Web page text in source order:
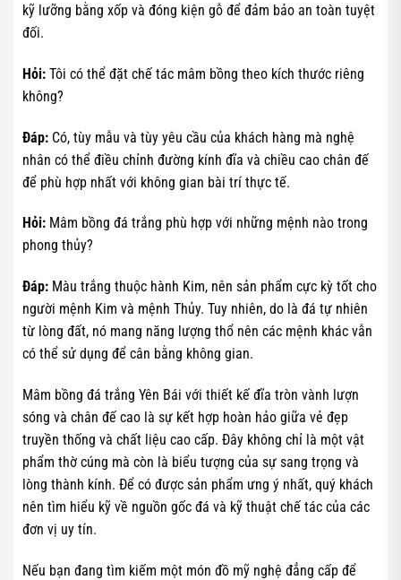
kỹ lưỡng bằng xốp và đóng kiện gỗ để đảm bảo an toàn tuyệt
đối.
Hỏi: Tôi có thể đặt chế tác mâm bồng theo kích thước riêng
không?
Đáp: Có, tùy mẫu và tùy yêu cầu của khách hàng mà nghệ
nhân có thể điều chỉnh đường kính đĩa và chiều cao chân đế
để phù hợp nhất với không gian bài trí thực tế.
Hỏi: Mâm bồng đá trắng phù hợp với những mệnh nào trong
phong thủy?
Đáp: Màu trắng thuộc hành Kim, nên sản phẩm cực kỳ tốt cho
người mệnh Kim và mệnh Thủy. Tuy nhiên, do là đá tự nhiên
từ lòng đất, nó mang năng lượng thổ nên các mệnh khác vẫn
có thể sử dụng để cân bằng không gian.
Mâm bồng đá trắng Yên Bái với thiết kế đĩa tròn vành lượn
sóng và chân đế cao là sự kết hợp hoàn hảo giữa vẻ đẹp
truyền thống và chất liệu cao cấp. Đây không chỉ là một vật
phẩm thờ cúng mà còn là biểu tượng của sự sang trọng và
lòng thành kính. Để có được sản phẩm ưng ý nhất, quý khách
nên tìm hiểu kỹ về nguồn gốc đá và kỹ thuật chế tác của các
đơn vị uy tín.
Nếu bạn đang tìm kiếm một món đồ mỹ nghệ đẳng cấp để